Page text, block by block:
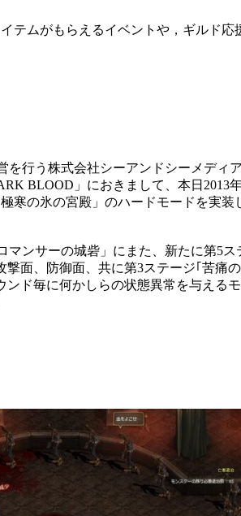
ムがもらえるイベントや，ギルド
行う株式会社シーアンドシーメディ
BLOOD」におきまして、本日2013
寒の氷の宮殿」のハードモードを実
ンサーの城砦」にまた、新たに第5
面、防御面、共に第3ステージ｢苦痛
ド毎に何かしらの状態異常を与える